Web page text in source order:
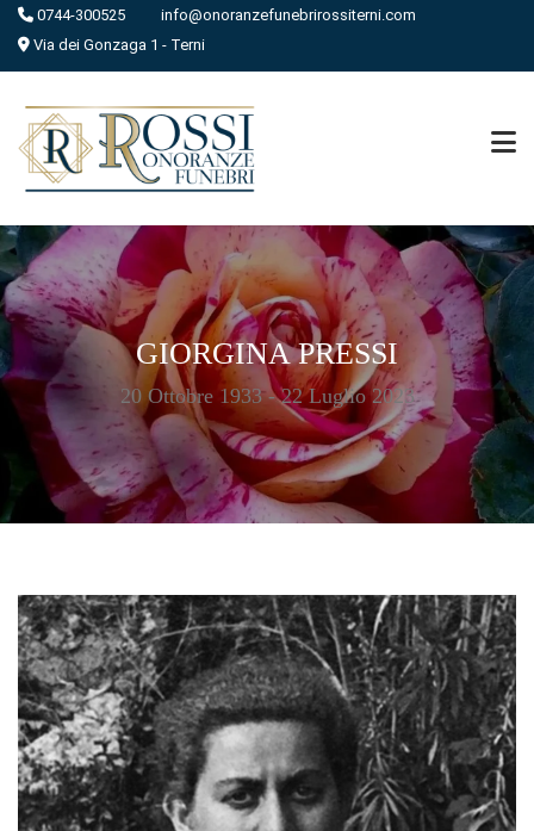
0744-300525
info@onoranzefunebrirossiterni.com
Via dei Gonzaga 1 - Terni
GIORGINA PRESSI
20 Ottobre 1933 - 22 Luglio 2023